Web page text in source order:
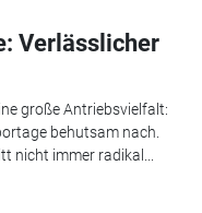
Verlässlicher
große Antriebsvielfalt:
behutsam nach.
nicht immer radikal...